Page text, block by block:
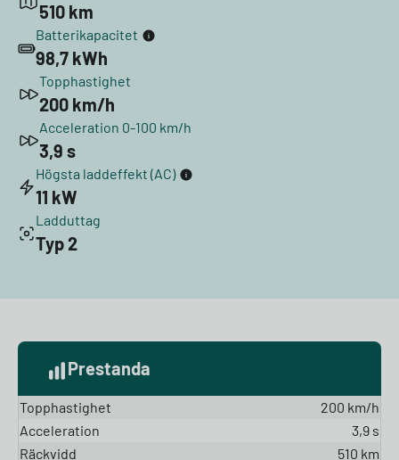
510 km
Batterikapacitet
98,7 kWh
Topphastighet
200 km/h
Acceleration 0-100 km/h
3,9 s
Högsta laddeffekt (AC)
11 kW
Ladduttag
Typ 2
Prestanda
Topphastighet
200 km/h
Acceleration
3,9 s
Räckvidd
510 km